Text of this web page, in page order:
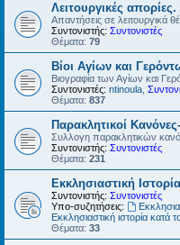
Λειτουργικές απορίες.
Απαντήσεις σε λειτουργικά
Συντονιστής: Συντονιστές
Θέματα: 79
Βίοι Αγίων και
Βιογραφία των Αγίων και
Συντονιστές: ntinoula
Θέματα: 837
Παρακλητικοί
Συλλογη παρακλητικών
Συντονιστής: Συντονιστές
Θέματα: 231
Εκκλησιαστική Ιστορία
Συντονιστής: Συντονιστές
Υπο-συζητήσεις:
Εκκλησιαστική ιστορία
Θέματα: 33